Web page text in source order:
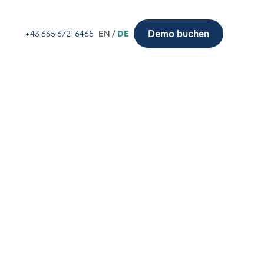
+43 665 6721 6465 EN / DE Demo buchen